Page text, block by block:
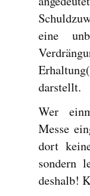
eine
darstellt.
Wer
Messe
dort
sondern
deshalb!